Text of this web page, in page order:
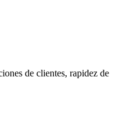
de clientes, rapidez de